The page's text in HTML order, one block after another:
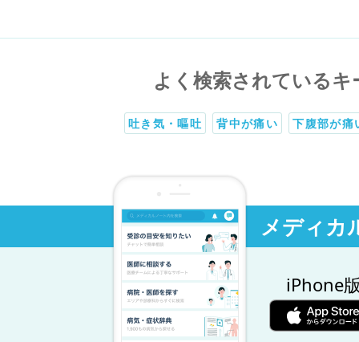
よく検索されているキ
吐き気・嘔吐 背中が痛い 下腹部が痛
メディカ
iPhone